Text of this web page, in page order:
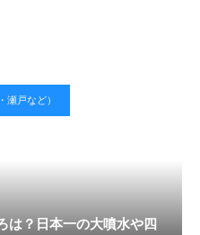
瀬戸など）
は？日本一の大噴水や四